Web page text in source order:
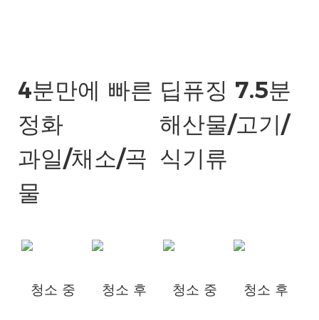
4분만에 빠른
정화
과일/채소/곡
물
딥퓨징 7.5분
해산물/고기/
식기류
청소 중 청소 후 청소 중 청소 후